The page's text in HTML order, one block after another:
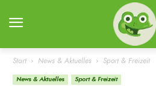
Start News & Aktuelles Sport & Freizeit
News & Aktuelles Sport & Freizeit